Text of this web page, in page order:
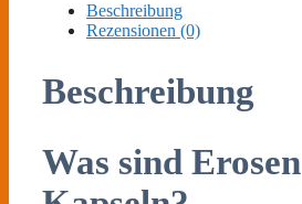
Beschreibung
Rezensionen (0)
Beschreibung
Was sind Erosen